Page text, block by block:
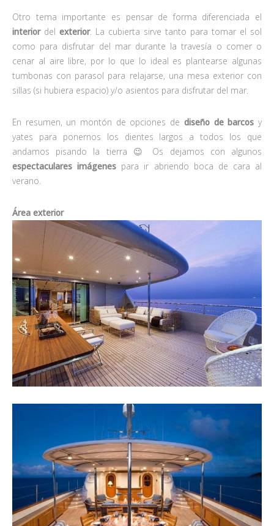
Otro tema importante es pensar de forma diferenciada el
interiordel exterior. La cubierta sirve tanto para tomar el sol
como para disfrutar del mar durante la travesía o comer o
cenar al aire libre, por lo que lo ideal es plantearse algunas
tumbonas con parasol para relajarse, una mesa exterior con
sillas (si hubiera espacio) y/o asientos para disfrutar del mar.
En resumen, un montón de opciones de diseño de barcos y
yates para ponernos los dientes largos a todos los que
andamos pisando la tierra 😉 Os dejamos con algunos
espectaculares imágenes para ir abriendo boca de cara al
verano.
Área exterior